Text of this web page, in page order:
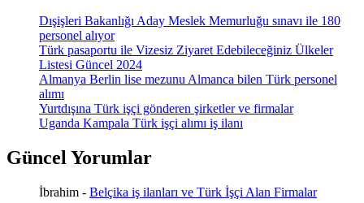
Dışişleri Bakanlığı Aday Meslek Memurluğu sınavı ile 180
personel alıyor
Türk pasaportu ile Vizesiz Ziyaret Edebileceğiniz Ülkeler
Listesi Güncel 2024
Almanya Berlin lise mezunu Almanca bilen Türk personel
alımı
Yurtdışına Türk işçi gönderen şirketler ve firmalar
Uganda Kampala Türk işçi alımı iş ilanı
Güncel Yorumlar
İbrahim - Belçika iş ilanları ve Türk İşçi Alan Firmalar